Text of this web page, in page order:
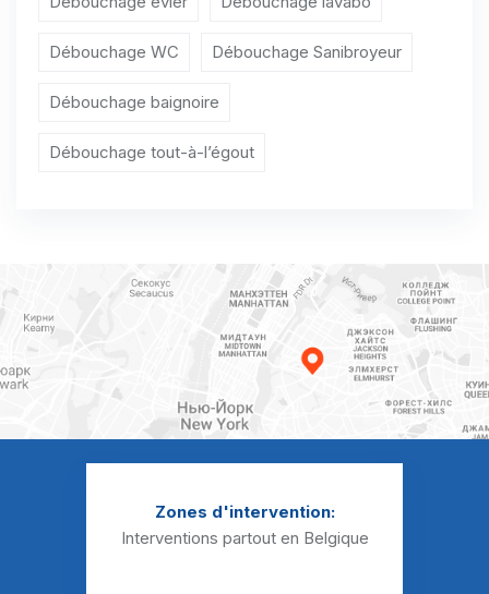
Curage canalisation Franchimont
Curage canalisation Frasnes-lez-Couvin
Curage canalisation Gimnée
Curage canalisation Gochenée
Débouchage WC Débouchage Sanibroyeur
Débouchage baignoire
Débouchage tout-à-l’égout
Zones d'intervention:
Interventions partout en Belgique